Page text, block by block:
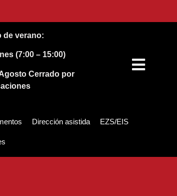
de verano:
(7:00 – 15:00)
AgostoCerrado por
Dirección asistida EZS/EIS